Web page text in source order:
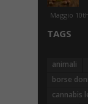
Maggio
TAGS
animali
borse
cannabis